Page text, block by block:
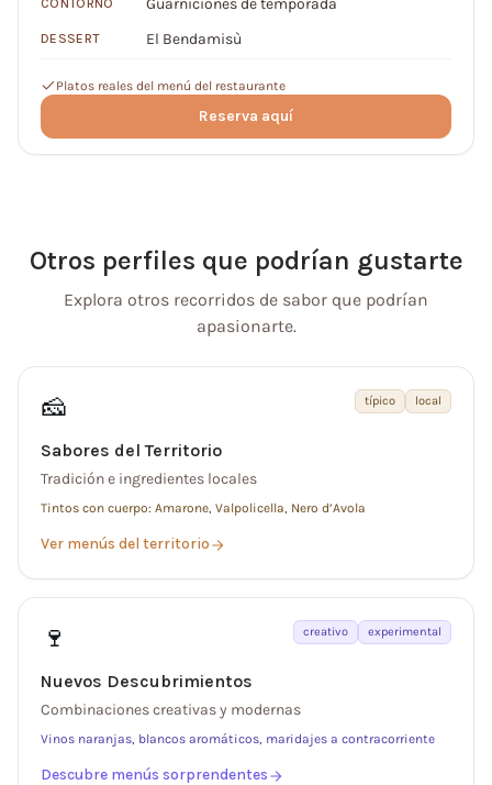
CONTORNO Guarniciones de temporada
DESSERT El Bendamisù
Platos reales del menú del restaurante
Reserva aquí
Otros perfiles que podrían gustarte
Explora otros recorridos de sabor que podrían
apasionarte.
🧀 típico local
Sabores del Territorio
Tradición e ingredientes locales
Tintos con cuerpo: Amarone, Valpolicella, Nero d’Avola
Ver menús del territorio
🍷 creativo experimental
Nuevos Descubrimientos
Combinaciones creativas y modernas
Vinos naranjas, blancos aromáticos, maridajes a contracorriente
Descubre menús sorprendentes